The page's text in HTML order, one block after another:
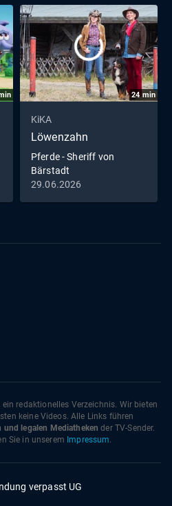
24 min
KiKA
Löwenzahn
Pferde - Sheriff von
Bärstadt
29.06.2026
ein redaktionelles Verzeichnis. Wir bieten
keine Videos. Alle Links führen
und legalen Mediatheken der TV-Sender.
Sie in unserem Impressum.
verpasst UG